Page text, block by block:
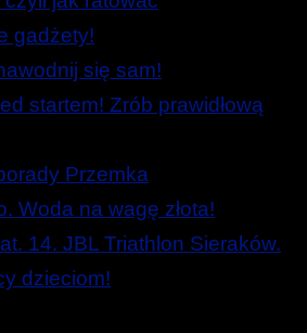
gadżety!
się sam!
startem! Zrób prawidłową
Przemka
Woda na wagę złota!
14. JBL Triathlon Sieraków.
dzieciom!